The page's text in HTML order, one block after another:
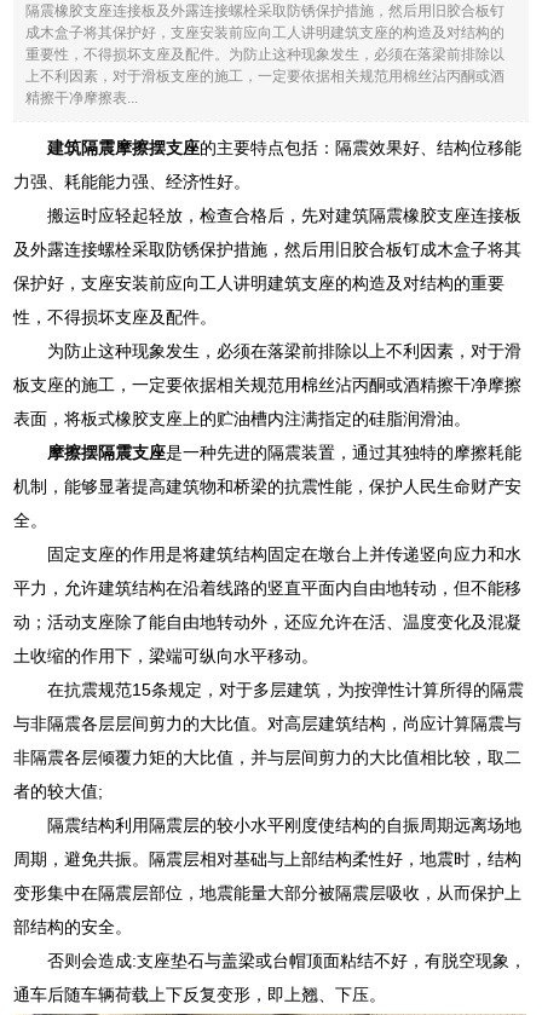
隔震橡胶支座连接板及外露连接螺栓采取防锈保护措施，然后用旧胶合板钉
成木盒子将其保护好，支座安装前应向工人讲明建筑支座的构造及对结构的
重要性，不得损坏支座及配件。为防止这种现象发生，必须在落梁前排除以
上不利因素，对于滑板支座的施工，一定要依据相关规范用棉丝沾丙酮或酒
精擦干净摩擦表...
建筑隔震摩擦摆支座的主要特点包括：隔震效果好、结构位移能
力强、耗能能力强、经济性好。
搬运时应轻起轻放，检查合格后，先对建筑隔震橡胶支座连接板
及外露连接螺栓采取防锈保护措施，然后用旧胶合板钉成木盒子将其
保护好，支座安装前应向工人讲明建筑支座的构造及对结构的重要
性，不得损坏支座及配件。
为防止这种现象发生，必须在落梁前排除以上不利因素，对于滑
板支座的施工，一定要依据相关规范用棉丝沾丙酮或酒精擦干净摩擦
表面，将板式橡胶支座上的贮油槽内注满指定的硅脂润滑油。
摩擦摆隔震支座是一种先进的隔震装置，通过其独特的摩擦耗能
机制，能够显著提高建筑物和桥梁的抗震性能，保护人民生命财产安
全。
固定支座的作用是将建筑结构固定在墩台上并传递竖向应力和水
平力，允许建筑结构在沿着线路的竖直平面内自由地转动，但不能移
动；活动支座除了能自由地转动外，还应允许在活、温度变化及混凝
土收缩的作用下，梁端可纵向水平移动。
在抗震规范15条规定，对于多层建筑，为按弹性计算所得的隔震
与非隔震各层层间剪力的大比值。对高层建筑结构，尚应计算隔震与
非隔震各层倾覆力矩的大比值，并与层间剪力的大比值相比较，取二
者的较大值;
隔震结构利用隔震层的较小水平刚度使结构的自振周期远离场地
周期，避免共振。隔震层相对基础与上部结构柔性好，地震时，结构
变形集中在隔震层部位，地震能量大部分被隔震层吸收，从而保护上
部结构的安全。
否则会造成:支座垫石与盖梁或台帽顶面粘结不好，有脱空现象，
通车后随车辆荷载上下反复变形，即上翘、下压。